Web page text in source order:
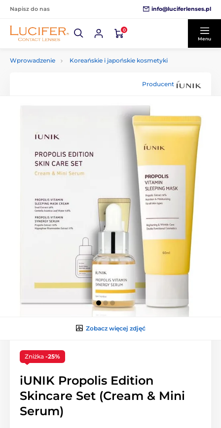
Napisz do nas info@luciferlenses.pl
0
Menu
Wprowadzenie Koreańskie i japońskie kosmetyki
Producent
Zobacz więcej zdjęć
Zniżka -25%
iUNIK Propolis Edition
Skincare Set (Cream & Mini
Serum)